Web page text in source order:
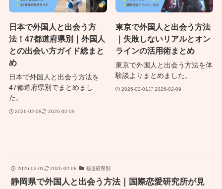
日本で外国人と出会う方
法！47都道府県別｜外国人
との出会い方ガイド総まと
め
日本で外国人と出会う方法を
47都道府県別でまとめまし
た。
2026-02-08 2026-02-09
東京で外国人と出会う方法
｜失敗しないリアルとオン
ラインの活用術まとめ
東京で外国人と出会う方法を体
験談よりまとめました。
2026-02-01 2026-02-09
2026-02-01 2026-02-08 都道府県別
静岡県で外国人と出会う方法｜国際恋愛研究所が見